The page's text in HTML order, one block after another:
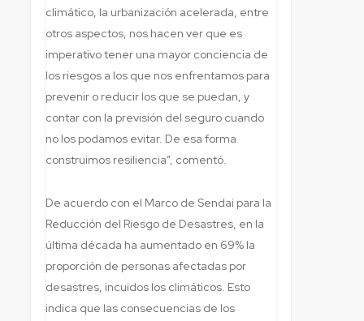
climático, la urbanización acelerada, entre
otros aspectos, nos hacen ver que es
imperativo tener una mayor conciencia de
los riesgos a los que nos enfrentamos para
prevenir o reducir los que se puedan, y
contar con la previsión del seguro cuando
no los podamos evitar. De esa forma
construimos resiliencia”, comentó.
De acuerdo con el Marco de Sendai para la
Reducción del Riesgo de Desastres, en la
última década ha aumentado en 69% la
proporción de personas afectadas por
desastres, incuidos los climáticos. Esto
indica que las consecuencias de los